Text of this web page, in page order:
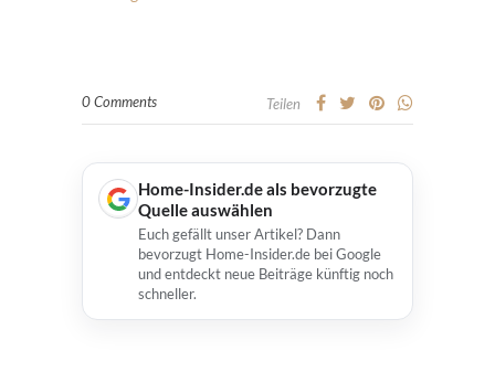
0 Comments Teilen
Home-Insider.de als bevorzugte
Quelle auswählen
Euch gefällt unser Artikel? Dann
bevorzugt Home-Insider.de bei Google
und entdeckt neue Beiträge künftig noch
schneller.